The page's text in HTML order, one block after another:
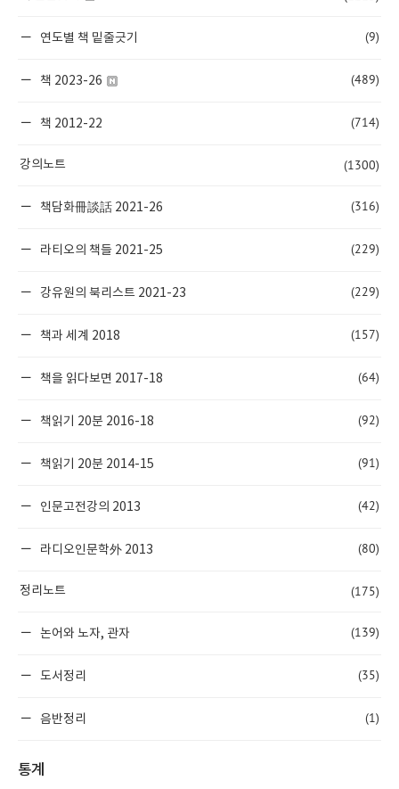
연도별 책 밑줄긋기 (9)
책 2023-26 (489)
책 2012-22 (714)
강의노트 (1300)
책담화冊談話 2021-26 (316)
라티오의 책들 2021-25 (229)
강유원의 북리스트 2021-23 (229)
책과 세계 2018 (157)
책을 읽다보면 2017-18 (64)
책읽기 20분 2016-18 (92)
책읽기 20분 2014-15 (91)
인문고전강의 2013 (42)
라디오인문학外 2013 (80)
정리노트 (175)
논어와 노자, 관자 (139)
도서정리 (35)
음반정리 (1)
통계